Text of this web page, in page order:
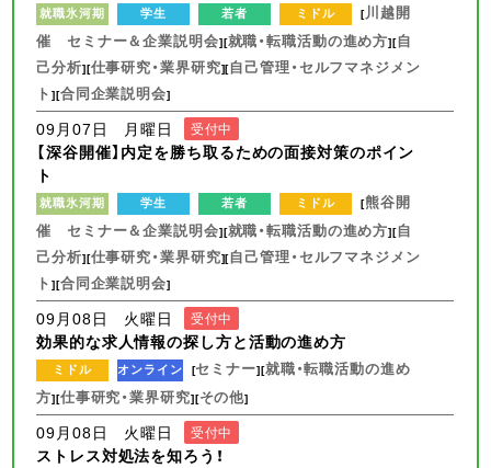
就職氷河期 学生 若者 ミドル [川越開
催 セミナー＆企業説明会][就職・転職活動の進め方][自
己分析][仕事研究・業界研究][自己管理・セルフマネジメン
ト][合同企業説明会]
09月07日 月曜日 受付中
【深谷開催】内定を勝ち取るための面接対策のポイン
ト
就職氷河期 学生 若者 ミドル [熊谷開
催 セミナー＆企業説明会][就職・転職活動の進め方][自
己分析][仕事研究・業界研究][自己管理・セルフマネジメン
ト][合同企業説明会]
09月08日 火曜日 受付中
効果的な求人情報の探し方と活動の進め方
ミドル オンライン [セミナー][就職・転職活動の進め
方][仕事研究・業界研究][その他]
09月08日 火曜日 受付中
ストレス対処法を知ろう！